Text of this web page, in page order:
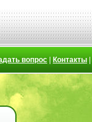
вопрос Контакты